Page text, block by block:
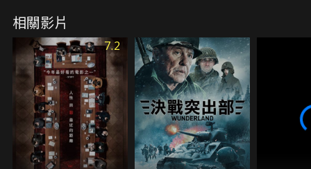
相關影片
7.2